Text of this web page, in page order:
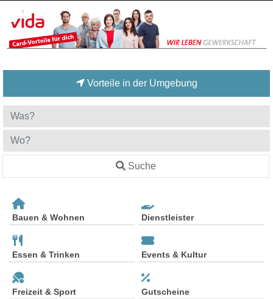
Vorteile in der Umgebung
Suche
Bauen & Wohnen Dienstleister
Essen & Trinken Events & Kultur
Freizeit & Sport Gutscheine